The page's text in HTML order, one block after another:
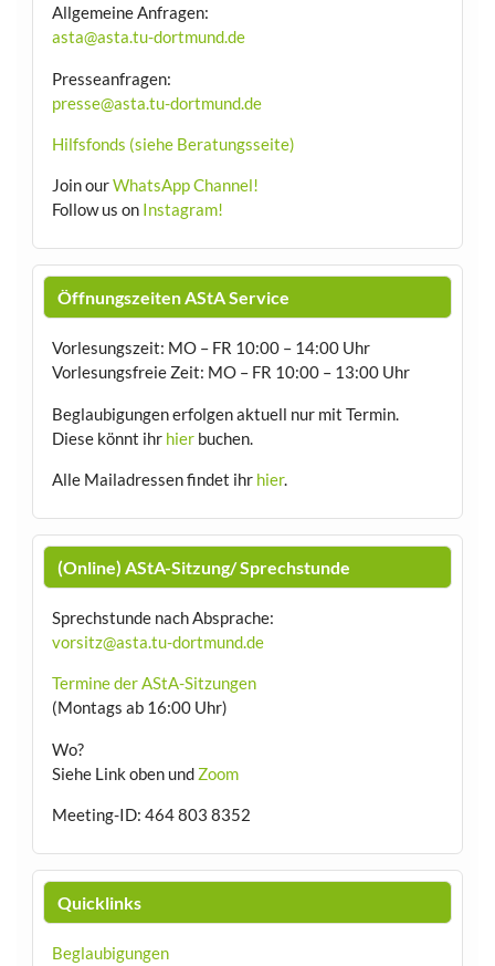
Allgemeine Anfragen:
asta@asta.tu-dortmund.de
Presseanfragen:
presse@asta.tu-dortmund.de
Hilfsfonds (siehe Beratungsseite)
Join ourWhatsApp Channel!
Follow us on Instagram!
Öffnungszeiten AStA Service
Vorlesungszeit: MO – FR 10:00 – 14:00 Uhr
Vorlesungsfreie Zeit: MO – FR 10:00 – 13:00 Uhr
Beglaubigungen erfolgen aktuell nur mit Termin.
Diese könnt ihr hierbuchen.
Alle Mailadressen findet ihr hier.
(Online) AStA-Sitzung/ Sprechstunde
Sprechstunde nach Absprache:
vorsitz@asta.tu-dortmund.de
Termine der AStA-Sitzungen
(Montags ab 16:00 Uhr)
Wo?
Siehe Link oben und Zoom
Meeting-ID: 464 803 8352
Quicklinks
Beglaubigungen